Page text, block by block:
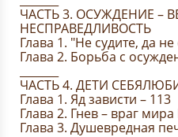
ЧАСТЬ 3. ОСУЖДЕНИЕ –
НЕСПРАВЕДЛИВОСТЬ
Глава 1. "Не судите, да
Глава 2. Борьба с
ЧАСТЬ 4. ДЕТИ
Глава 1. Яд зависти – 113
Глава 2. Гнев – враг
Глава 3. Душевредная